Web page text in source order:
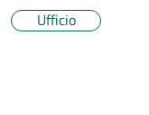
Ufficio